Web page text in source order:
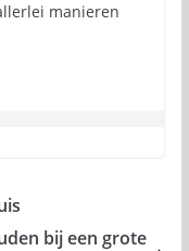
manieren
bij een grote